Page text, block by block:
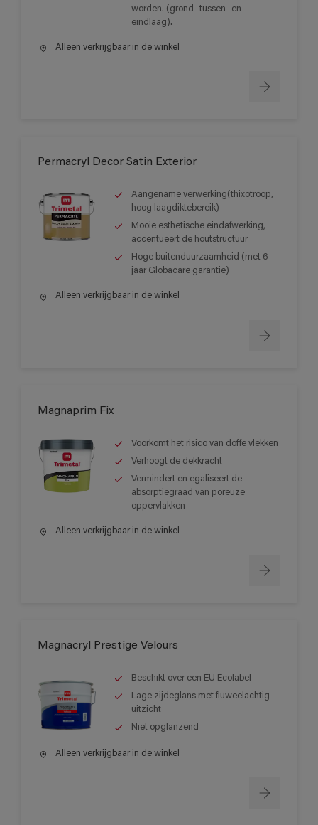
worden. (grond- tussen- en
eindlaag).
Alleen verkrijgbaar in de winkel
Permacryl Decor Satin Exterior
Aangename verwerking(thixotroop,
hoog laagdiktebereik)
Mooie esthetische eindafwerking,
accentueert de houtstructuur
Hoge buitenduurzaamheid (met 6
jaar Globacare garantie)
Alleen verkrijgbaar in de winkel
Magnaprim Fix
Voorkomt het risico van doffe vlekken
Verhoogt de dekkracht
Vermindert en egaliseert de
absorptiegraad van poreuze
oppervlakken
Alleen verkrijgbaar in de winkel
Magnacryl Prestige Velours
Beschikt over een EU Ecolabel
Lage zijdeglans met fluweelachtig
uitzicht
Niet opglanzend
Alleen verkrijgbaar in de winkel